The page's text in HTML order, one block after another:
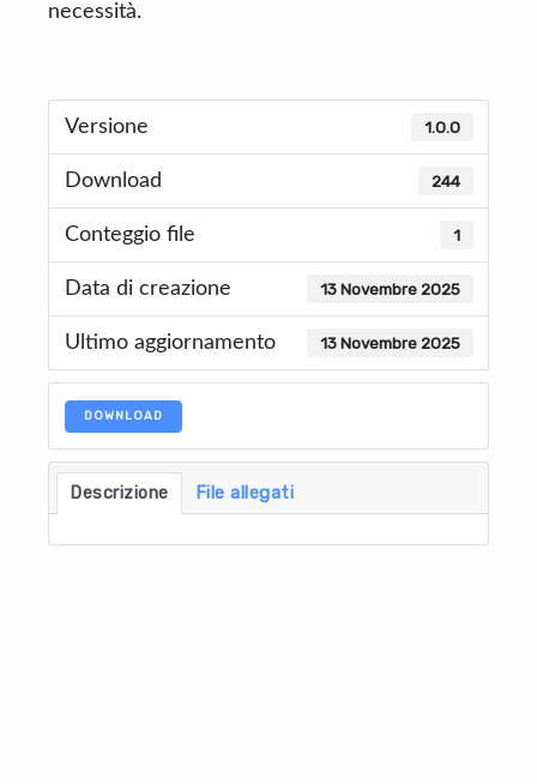
necessità.
Versione 1.0.0
Download 244
Conteggio file 1
Data di creazione 13 Novembre 2025
Ultimo aggiornamento 13 Novembre 2025
DOWNLOAD
Descrizione File allegati